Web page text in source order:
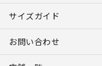
サイズガイド
お問い合わせ